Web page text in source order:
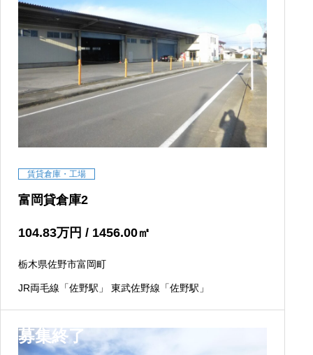
賃貸倉庫・工場
富岡貸倉庫2
104.83万円 / 1456.00㎡
栃木県佐野市富岡町
JR両毛線「佐野駅」 東武佐野線「佐野駅」
募集終了